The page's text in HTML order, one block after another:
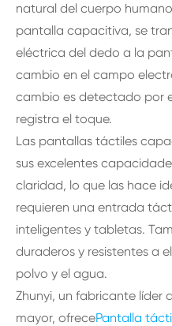
natural del cuerpo
pantalla capacitiva, se
eléctrica del dedo a la
cambio en el campo
cambio es detectado por
registra el toque.
Las pantallas táctiles
sus excelentes
claridad, lo que las hace
requieren una entrada
inteligentes y tabletas.
duraderos y resistentes a
polvo y el agua.
Zhunyi, un fabricante líder
mayor, ofrecePantalla